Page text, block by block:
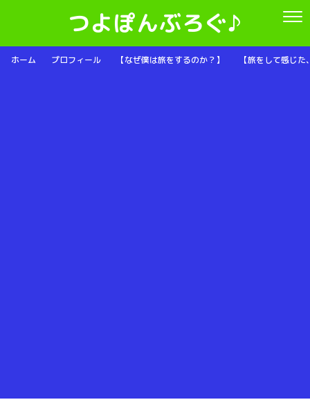
つよぽんぶろぐ♪
ホーム プロフィール 【なぜ僕は旅をするのか？】 【旅をして感じ